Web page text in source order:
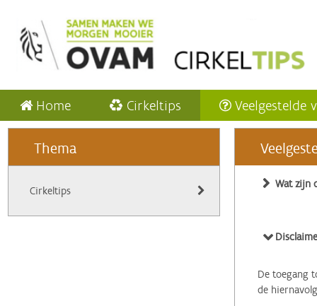
Home Cirkeltips Veelgestelde
Thema
Cirkeltips
Wat zijn
De toegang
de